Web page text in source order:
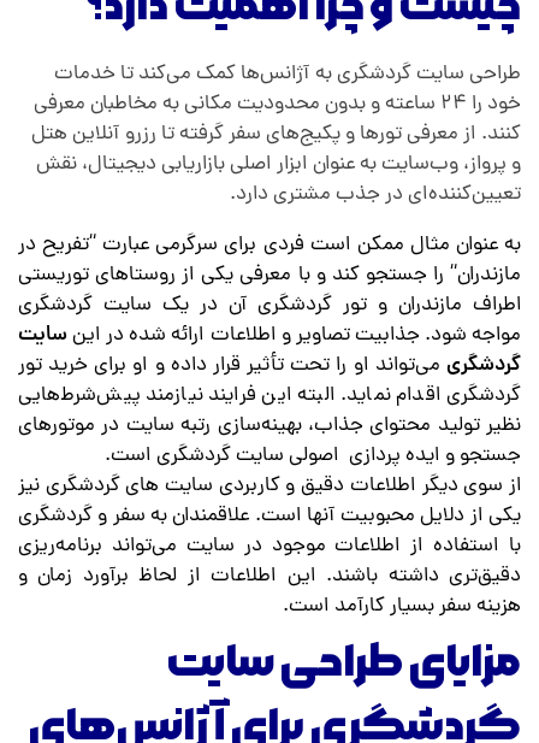
طراحی سایت گردشگری به آژانس‌ها کمک می‌کند تا خدمات
خود را ۲۴ ساعته و بدون محدودیت مکانی به مخاطبان معرفی
کنند. از معرفی تورها و پکیج‌های سفر گرفته تا رزرو آنلاین هتل
و پرواز، وب‌سایت به عنوان ابزار اصلی بازاریابی دیجیتال، نقش
تعیین‌کننده‌ای در جذب مشتری دارد.
به عنوان مثال ممکن است فردی برای سرگرمی عبارت“تفریح در
مازندران“ را جستجو کند و با معرفی یکی از روستاهای توریستی
اطراف مازندران و تور گردشگری آن در یک سایت گردشگری
مواجه شود. جذابیت تصاویر و اطلاعات ارائه شده در اینسایت
گردشگری می‌تواند او را تحت تأثیر قرار داده و او برای خرید تور
گردشگری اقدام نماید. البته این فرایند نیازمند پیش‌شرط‌هایی
نظیر تولید محتوای جذاب، بهینه‌سازی رتبه سایت در موتورهای
جستجو و ایده پردازی اصولی سایت گردشگری است.
از سوی دیگر اطلاعات دقیق و کاربردی سایت های گردشگری نیز
یکی از دلایل محبوبیت آنها است. علاقمندان به سفر و گردشگری
با استفاده از اطلاعات موجود در سایت می‌تواند برنامه‌ریزی
دقیق‌تری داشته باشند. این اطلاعات از لحاظ برآورد زمان و
هزینه سفر بسیار کارآمد است.
مزایای طراحی سایت
گردشگری برای آژانس‌های